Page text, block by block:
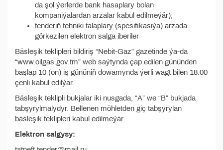
da şol ýerlerde bank hasaplary bolan
kompaniýalardan arzalar kabul edilmeýär);
tenderiň tehniki talaplary (spesifikasiýa) arzada
görkezilen elektron salga iberiler
Bäsleşik teklipleri bildiriş “Nebit-Gaz” gazetinde ýa-da
“www.oilgas.gov.tm” web saýtynda çap edilen gününden
başlap 10 (on) iş gününiň dowamynda ýerli wagt bilen 18.00
çenli kabul edilýär.
Bäsleşik teklipli bukjalar iki nusgada, “A” we “B” bukjada
tabşyrylmalydyr. Bellenen möhletden giç tabşyrylan
bäsleşik teklipleri kabul edilmeýär.
Elektron salgysy: